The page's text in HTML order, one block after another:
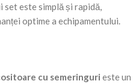
este simplă și rapidă,
optime a echipamentului.
cu semeringuri este un